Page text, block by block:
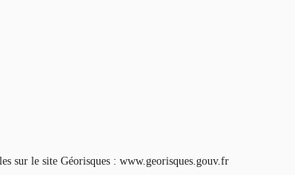
sur le site Géorisques : www.georisques.gouv.fr